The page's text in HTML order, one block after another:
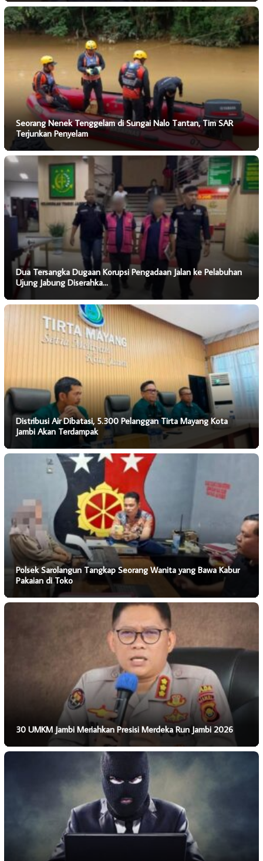
Seorang Nenek Tenggelam di Sungai Nalo Tantan, Tim SAR
Terjunkan Penyelam
Dua Tersangka Dugaan Korupsi Pengadaan Jalan ke Pelabuhan
Ujung Jabung Diserahka…
Distribusi Air Dibatasi, 5.300 Pelanggan Tirta Mayang Kota
Jambi Akan Terdampak
Polsek Sarolangun Tangkap Seorang Wanita yang Bawa Kabur
Pakaian di Toko
30 UMKM Jambi Meriahkan Presisi Merdeka Run Jambi 2026